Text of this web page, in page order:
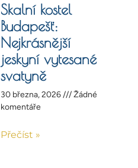
Skalní kostel
Budapešť:
Nejkrásnější
jeskyní vytesané
svatyně
30 března, 2026
Žádné
komentáře
Přečíst »